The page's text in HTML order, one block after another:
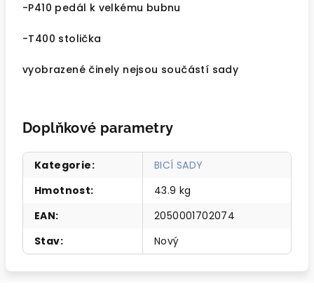
-P410 pedál k velkému bubnu
-T400 stolička
vyobrazené činely nejsou součástí sady
Doplňkové parametry
Kategorie:
BICÍ SADY
Hmotnost:
43.9 kg
EAN:
2050001702074
Stav: Nový